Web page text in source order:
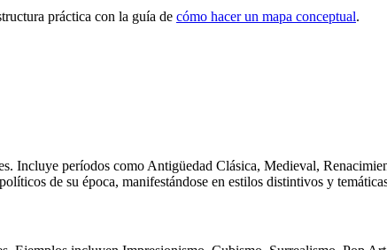
práctica con la guía de cómo hacer un mapa conceptual.
Incluye períodos como Antigüedad Clásica, Medieval,
de su época, manifestándose en estilos distintivos y